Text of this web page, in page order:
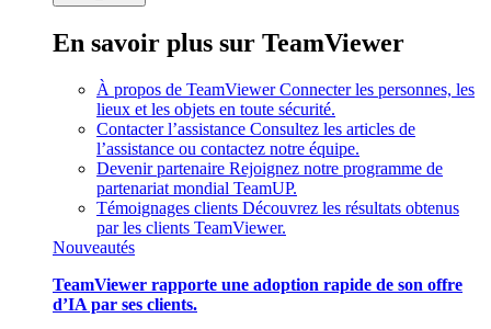
En savoir plus sur TeamViewer
À propos de TeamViewer Connecter les personnes, les
lieux et les objets en toute sécurité.
Contacter l’assistance Consultez les articles de
l’assistance ou contactez notre équipe.
Devenir partenaire Rejoignez notre programme de
partenariat mondial TeamUP.
Témoignages clients Découvrez les résultats obtenus
par les clients TeamViewer.
Nouveautés
TeamViewer rapporte une adoption rapide de son offre
d’IA par ses clients.